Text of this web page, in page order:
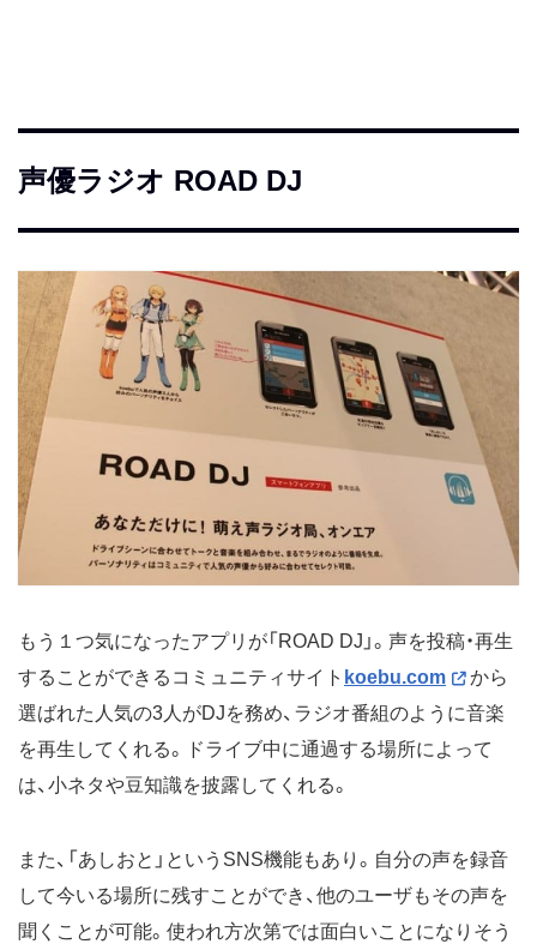
声優ラジオ ROAD DJ
もう１つ気になったアプリが「ROAD DJ」。声を投稿・再生
することができるコミュニティサイト koebu.com
から
選ばれた人気の3人がDJを務め、ラジオ番組のように音楽
を再生してくれる。ドライブ中に通過する場所によって
は、小ネタや豆知識を披露してくれる。
また、「あしおと」というSNS機能もあり。自分の声を録音
して今いる場所に残すことができ、他のユーザもその声を
聞くことが可能。使われ方次第では面白いことになりそう